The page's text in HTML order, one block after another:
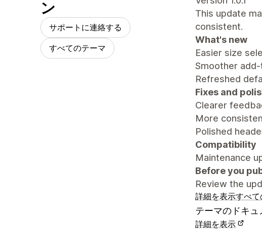
ン
サポートに連絡する
すべてのテーマ
This update
consistent.
What's new
Easier size
Smoother
Refreshed
Fixes and
Clearer
More
Polished
Compatibility
Maintenance
Before you
Review the
詳細を表示すべて
テーマのドキュ
詳細を表示